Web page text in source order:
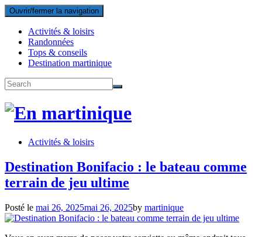
Ouvrir/fermer la navigation
Activités & loisirs
Randonnées
Tops & conseils
Destination martinique
Activités & loisirs
Destination Bonifacio : le bateau comme
terrain de jeu ultime
Posté le mai 26, 2025mai 26, 2025by martinique